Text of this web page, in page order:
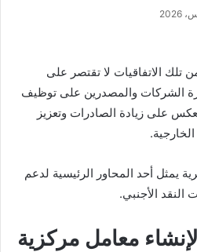
تلك الاتفاقيات لا تقتصر على
الشركات والمصدرين على توظيف
على زيادة الصادرات وتعزيز
يمثل أحد المحاور الرئيسية لدعم
النقد الأجنبي.
معامل مركزية